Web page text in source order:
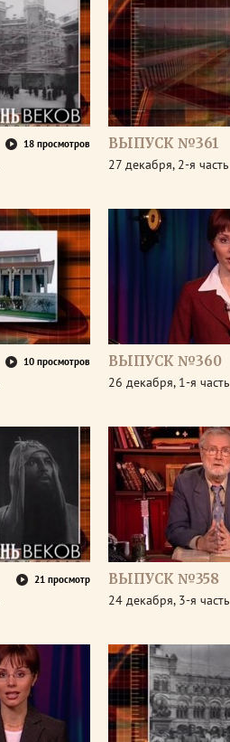
18 просмотров ВЫПУСК №361
27 декабря, 2-я часть
10 просмотров ВЫПУСК №360
26 декабря, 1-я часть
21 просмотр ВЫПУСК №358
24 декабря, 3-я часть